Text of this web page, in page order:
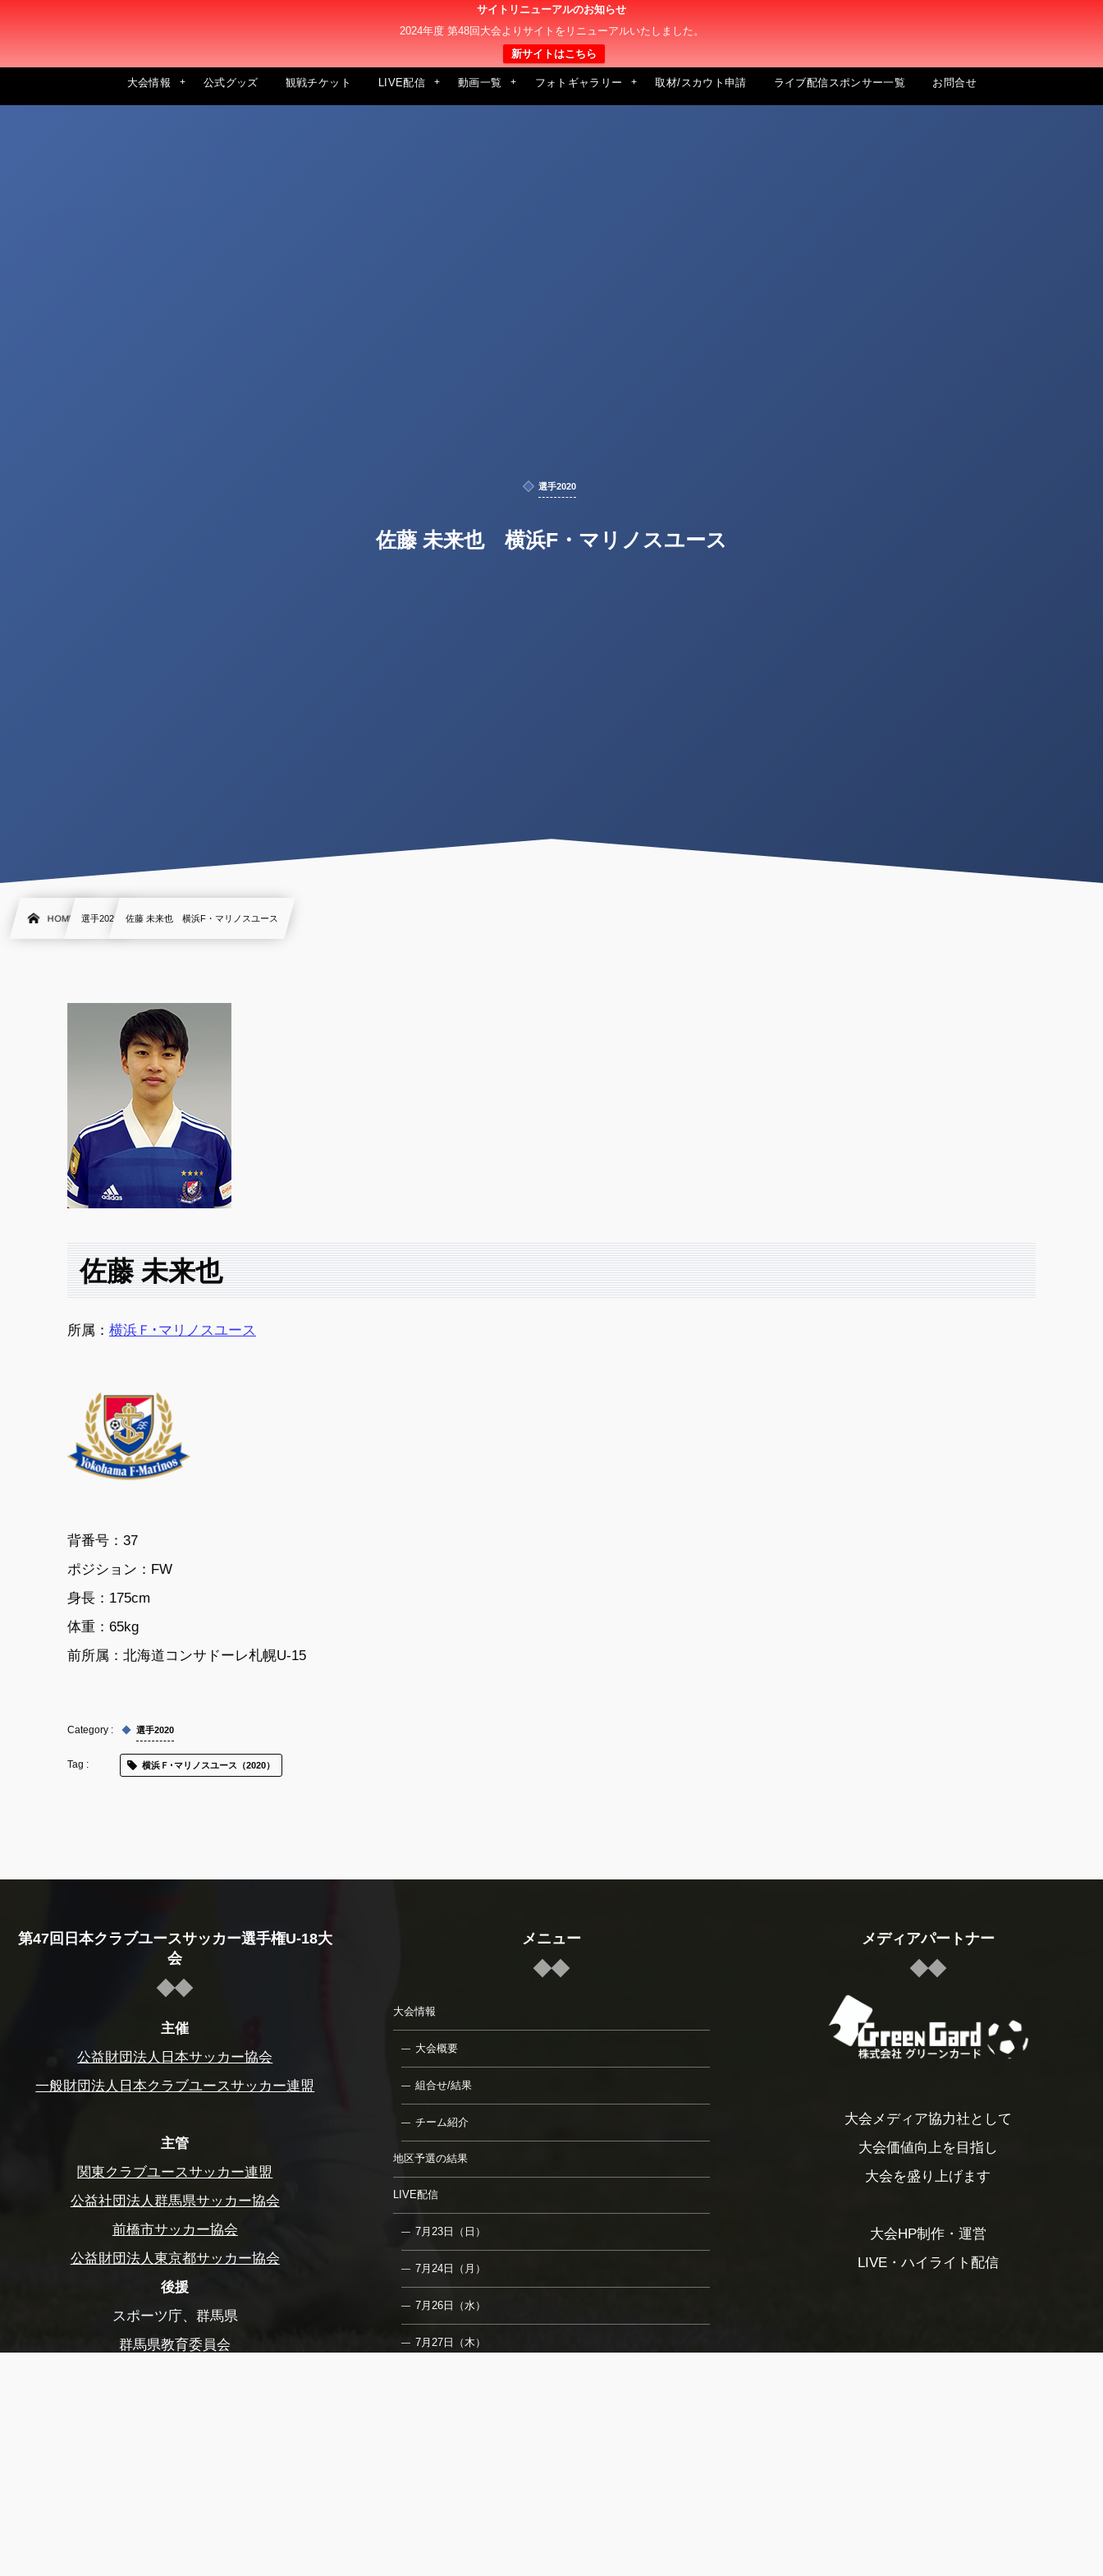
サイトリニューアルのお知らせ
2024年度 第48回大会よりサイトをリニューアルいたしました。
新サイトはこちら
大会情報 公式グッズ 観戦チケット LIVE配信 動画一覧 フォトギャラリー 取材/スカウト申請 ライブ配信スポンサー一覧 お問合せ
選手2020
佐藤 未来也 横浜F・マリノスユース
HOME 選手2020 佐藤 未来也 横浜F・マリノスユース
佐藤 未来也
所属： 横浜Ｆ･マリノスユース
背番号：37
ポジション： FW
身長： 175cm
体重： 65kg
前所属： 北海道コンサドーレ札幌U-15
選手2020
横浜Ｆ･マリノスユース（2020）
第47回日本クラブユースサッカー選手権U-18大
会
主催
公益財団法人日本サッカー協会
一般財団法人日本クラブユースサッカー連盟
主管
関東クラブユースサッカー連盟
公益社団法人群馬県サッカー協会
前橋市サッカー協会
公益財団法人東京都サッカー協会
後援
スポーツ庁、群馬県
群馬県教育委員会
メニュー
大会情報
大会概要
組合せ/結果
チーム紹介
地区予選の結果
LIVE配信
7月23日（日）
7月24日（月）
7月26日（水）
7月27日（木）
メディアパートナー
大会メディア協力社として
大会価値向上を目指し
大会を盛り上げます
大会HP制作・運営
LIVE・ハイライト配信